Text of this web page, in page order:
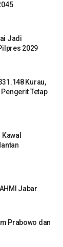
Jadi
2029
Kurau,
Tetap
Jabar
Prabowo dan